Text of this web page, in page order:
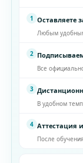
1 Оставляете
Любым
2
Все
3
В удобном
4 Аттестация
После